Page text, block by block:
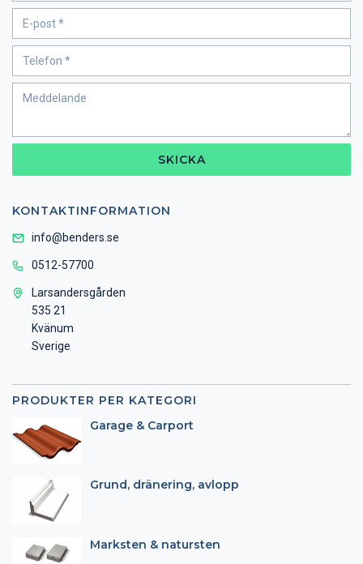
SKICKA
KONTAKTINFORMATION
info@benders.se
0512-57700
Larsandersgården
535 21
Kvänum
Sverige
PRODUKTER PER KATEGORI
Garage & Carport
Grund, dränering, avlopp
Marksten & natursten